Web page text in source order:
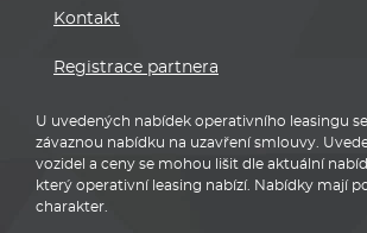
Kontakt
Registrace partnera
U uvedených nabídek operativního leasingu
závaznou nabídku na uzavření smlouvy.
vozidel a ceny se mohou lišit dle aktuální
který operativní leasing nabízí. Nabídky mají
charakter.